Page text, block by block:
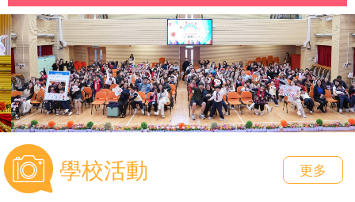
更多
學校活動